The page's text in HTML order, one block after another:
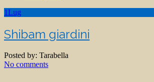
1Lug
Shibam giardini
Posted by: Tarabella
No comments